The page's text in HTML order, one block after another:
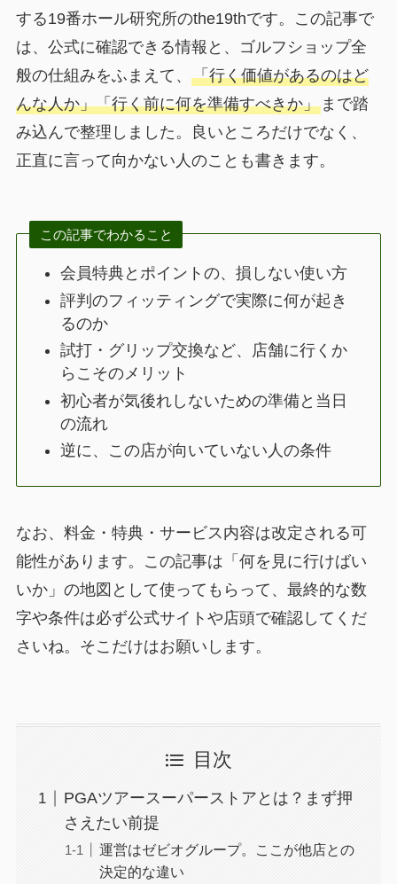
する19番ホール研究所のthe19thです。この記事で
は、公式に確認できる情報と、ゴルフショップ全
般の仕組みをふまえて、 「行く価値があるのはど
んな人か」「行く前に何を準備すべきか」まで踏
み込んで整理しました。良いところだけでなく、
正直に言って向かない人のことも書きます。
この記事でわかること
会員特典とポイントの、損しない使い方
評判のフィッティングで実際に何が起き
るのか
試打・グリップ交換など、店舗に行くか
らこそのメリット
初心者が気後れしないための準備と当日
の流れ
逆に、この店が向いていない人の条件
なお、料金・特典・サービス内容は改定される可
能性があります。この記事は「何を見に行けばい
いか」の地図として使ってもらって、最終的な数
字や条件は必ず公式サイトや店頭で確認してくだ
さいね。そこだけはお願いします。
目次
PGAツアースーパーストアとは？まず押
さえたい前提
運営はゼビオグループ。ここが他店との
決定的な違い